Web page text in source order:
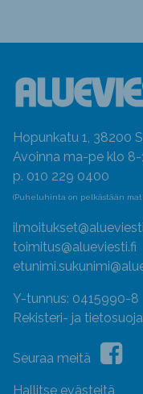
Hopunkatu 1, 38200
Avoinna ma-pe klo 8-
p. 010 229 0400
(Puheluhinta on pelkästään
toimitus@alueviesti.fi
Y-tunnus: 0415990-8
Rekisteri- ja
Seuraa meitä
Hallitse evästeitä